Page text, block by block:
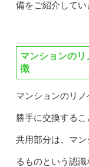
備をご紹介してい
マンションの
徴
マンションのリ
勝手に交換するこ
共用部分は、マ
るものという認